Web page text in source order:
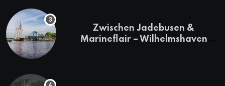
Zwischen Jadebusen &
Marineflair – Wilhelmshaven